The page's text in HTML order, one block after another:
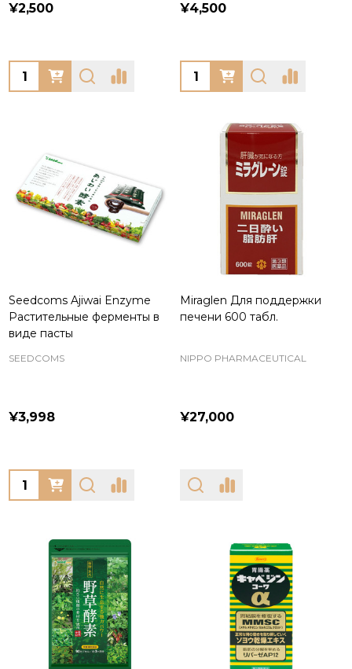
¥2,500
Quantity:
¥4,500
Quantity:
Seedcoms Ajiwai Enzyme
Растительные ферменты в
виде пасты
SEEDCOMS
¥3,998
Quantity:
Miraglen Для поддержки
печени 600 табл.
NIPPO PHARMACEUTICAL
¥27,000